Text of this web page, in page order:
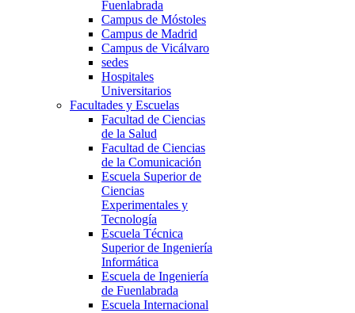
Fuenlabrada
Campus de Móstoles
Campus de Madrid
Campus de Vicálvaro
sedes
Hospitales
Universitarios
Facultades y Escuelas
Facultad de Ciencias
de la Salud
Facultad de Ciencias
de la Comunicación
Escuela Superior de
Ciencias
Experimentales y
Tecnología
Escuela Técnica
Superior de Ingeniería
Informática
Escuela de Ingeniería
de Fuenlabrada
Escuela Internacional